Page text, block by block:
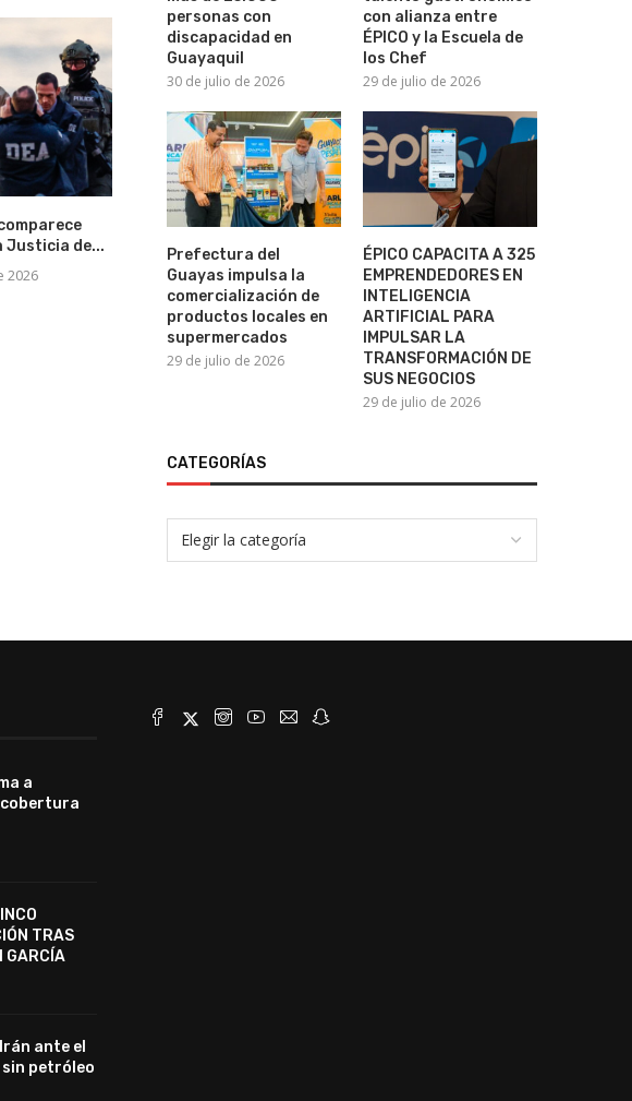
Justicia de...
2026
EE.UU. envía primer vuelo de ayuda
humanitaria a...
21 de julio de 2026
Haaland cumple 26
cuánto asciende
21 de julio de 2026
personas con
discapacidad en
Guayaquil
30 de julio de 2026
con alianza entre
ÉPICO y la Escuela de
los Chef
29 de julio de 2026
Prefectura del
Guayas impulsa la
comercialización de
productos locales en
supermercados
29 de julio de 2026
ÉPICO CAPACITA A 325
EMPRENDEDORES EN
INTELIGENCIA
ARTIFICIAL PARA
IMPULSAR LA
TRANSFORMACIÓN DE
SUS NEGOCIOS
29 de julio de 2026
CATEGORÍAS
a
cobertura
TRAS
GARCÍA
ante el
sin petróleo